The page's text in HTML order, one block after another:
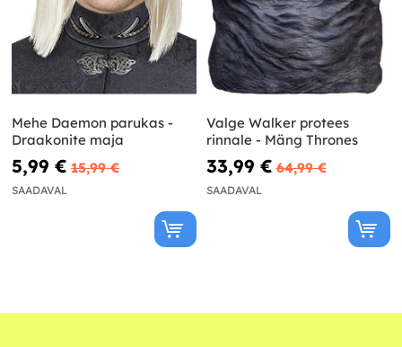
Mehe Daemon parukas -
Draakonite maja
5,99 € 15,99 €
SAADAVAL
Valge Walker protees
rinnale - Mäng Thrones
33,99 € 64,99 €
SAADAVAL